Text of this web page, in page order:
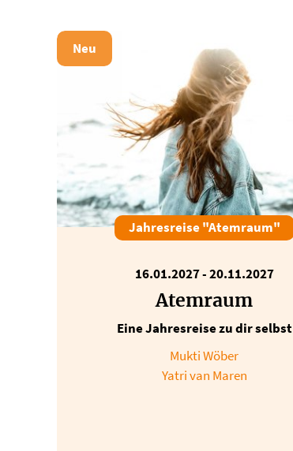
Neu
Jahresreise "Atemraum"
16.01.2027-20.11.2027
Atemraum
Eine Jahresreise zu dir selbst
Mukti Wöber
Yatri van Maren